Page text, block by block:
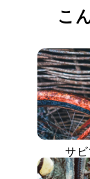
こ
サ